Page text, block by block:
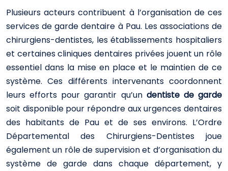
Plusieurs acteurs contribuent à l’organisation de ces
services de garde dentaire à Pau. Les associations de
chirurgiens-dentistes, les établissements hospitaliers
et certaines cliniques dentaires privées jouent un rôle
essentiel dans la mise en place et le maintien de ce
système. Ces différents intervenants coordonnent
leurs efforts pour garantir qu’un dentiste de garde
soit disponible pour répondre aux urgences dentaires
des habitants de Pau et de ses environs. L’Ordre
Départemental des Chirurgiens-Dentistes joue
également un rôle de supervision et d’organisation du
système de garde dans chaque département, y